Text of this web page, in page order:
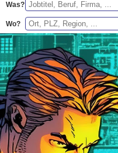
Was?
Wo?